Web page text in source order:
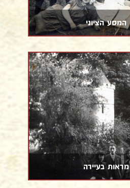
המסע הציוני
מראות בעיירה